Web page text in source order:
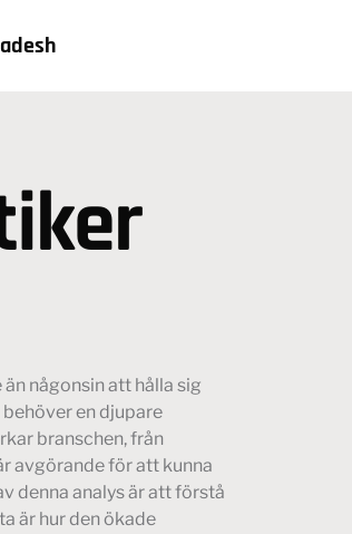
någonsin att hålla sig
en djupare
branschen, från
avgörande för att kunna
denna analys är att förstå
är hur den ökade